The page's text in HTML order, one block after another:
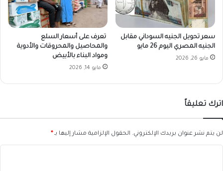
سعر تحويل الجنيه السوداني مقابل
الجنيه المصري اليوم 26 مايو
مايو 26, 2026
تعرف على أسعار السلع
والمحاصيل والمحروقات والأدوية
ومواد البناء بالأبيض
مايو 14, 2026
اترك تعليقاً
لن يتم نشر عنوان بريدك الإلكتروني. الحقول الإلزامية مشار إليها بـ *